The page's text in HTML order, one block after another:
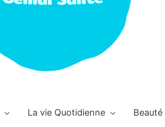
La vie Quotidienne Beauté